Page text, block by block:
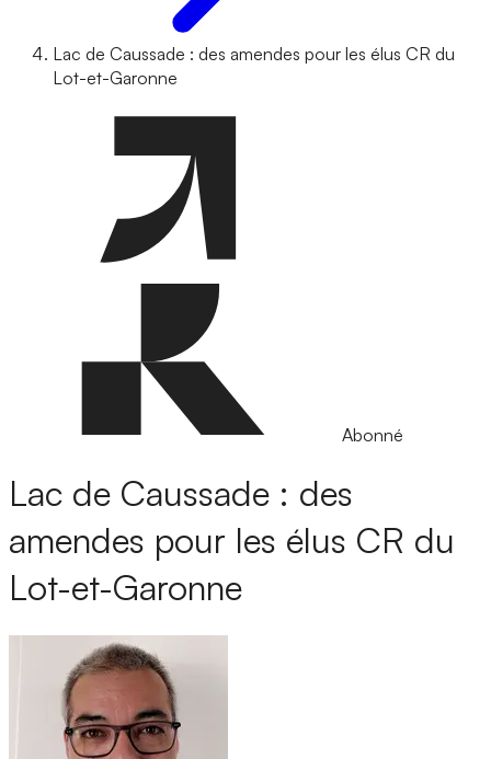
Lac de Caussade : des amendes pour les élus CR du
Lot-et-Garonne
Abonné
Lac de Caussade : des
amendes pour les élus CR du
Lot-et-Garonne